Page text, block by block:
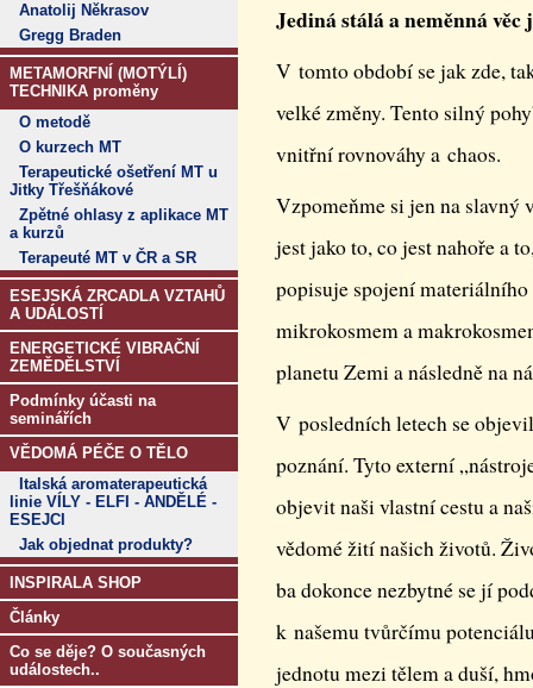
Anatolij Někrasov
Gregg Braden
METAMORFNÍ (MOTÝLÍ)
TECHNIKA proměny
O metodě
O kurzech MT
Terapeutické ošetření MT u
Jitky Třešňákové
Zpětné ohlasy z aplikace MT
a kurzů
Terapeuté MT v ČR a SR
ESEJSKÁ ZRCADLA VZTAHŮ
A UDÁLOSTÍ
ENERGETICKÉ VIBRAČNÍ
ZEMĚDĚLSTVÍ
Podmínky účasti na
seminářích
VĚDOMÁ PÉČE O TĚLO
Italská aromaterapeutická
linie VÍLY - ELFI - ANDĚLÉ -
ESEJCI
Jak objednat produkty?
INSPIRALA SHOP
Články
Co se děje? O současných
událostech..
Jediná stálá a neměnná
V tomto období se jak zde,
velké změny. Tento silný
vnitřní rovnováhy a chaos.
Vzpomeňme si jen na slavný
jest jako to, co jest nahoře a
popisuje spojení
mikrokosmem a
planetu Zemi a následně na
V posledních letech se
poznání. Tyto externí
objevit naši vlastní cestu a
vědomé žití našich životů.
ba dokonce nezbytné se jí
k našemu tvůrčímu
jednotu mezi tělem a duší,